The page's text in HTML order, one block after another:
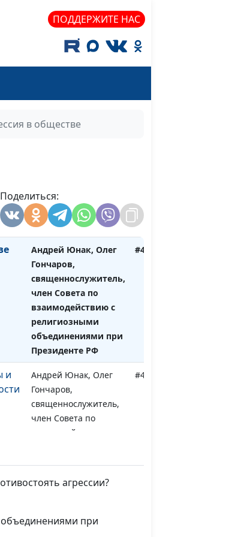
ПОДДЕРЖИТЕ НАС
в обществе
Поделиться:
Гончаров,
священнослужитель,
член Совета по
взаимодействию с
Президенте РФ
Андрей Юнак, Олег
религиозными
объединениями при
Президенте РФ
Андрей Юнак, Олег
Гончаров,
священнослужитель,
член Совета по
взаимодействию с
религиозными
объединениями при
Президенте РФ
#444
и
Андрей Юнак, Олег
Гончаров,
священнослужитель,
член Совета по
взаимодействию с
#443
священнослужитель,
агрессии?
при